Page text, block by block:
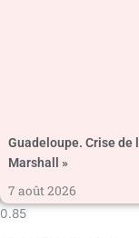
Guadeloupe. Crise de
Marshall »
7 août 2026